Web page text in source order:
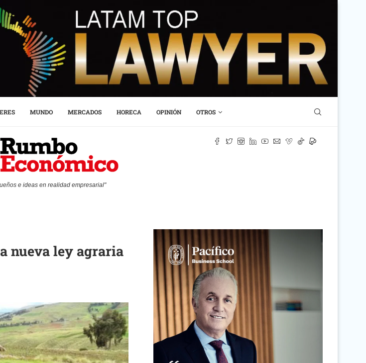
MUNDO MERCADOS HORECA OPINIÓN OTROS
e ideas en realidad empresarial"
nueva ley agraria